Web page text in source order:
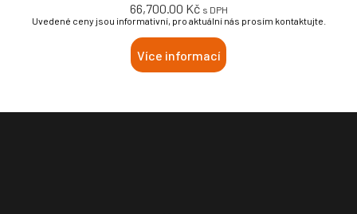
66,700.00 Kč s DPH
Uvedené ceny jsou informativní, pro aktuální nás prosím kontaktujte.
Více informací